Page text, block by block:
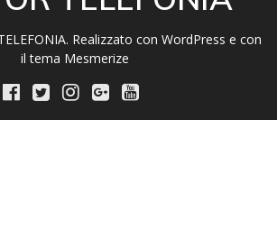
Realizzato con WordPress e con
il tema Mesmerize